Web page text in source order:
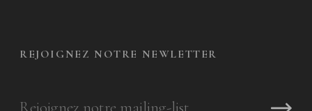
REJOIGNEZ NOTRE NEWLETTER